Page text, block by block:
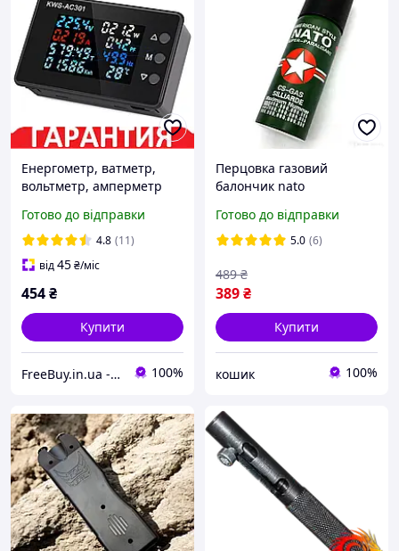
Енергометр, ватметр,
вольтметр, амперметр
300V 20А з частотоміром
Готово до відправки
4.8 (11)
від45₴/міс
454₴
Купити
FreeBuy.in.ua - Інтернет-магазин 100%
Перцовка газовий
балончик nato
Готово до відправки
5.0 (6)
389₴
489 ₴
Купити
кошик 100%